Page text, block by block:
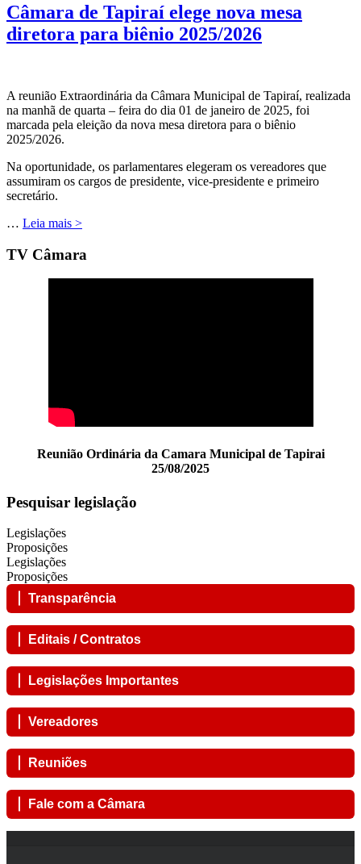
Câmara de Tapiraí elege nova mesa
diretora para biênio 2025/2026
A reunião Extraordinária da Câmara Municipal de Tapiraí, realizada
na manhã de quarta – feira do dia 01 de janeiro de 2025, foi
marcada pela eleição da nova mesa diretora para o biênio
2025/2026.
Na oportunidade, os parlamentares elegeram os vereadores que
assumiram os cargos de presidente, vice-presidente e primeiro
secretário.
… Leia mais >
TV Câmara
Reunião Ordinária da Camara Municipal de Tapirai
25/08/2025
Pesquisar legislação
Legislações
Proposições
Legislações
Proposições
Transparência
Editais / Contratos
Legislações Importantes
Vereadores
Reuniões
Fale com a Câmara